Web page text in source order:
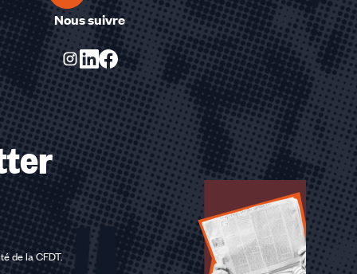
Nous suivre
de la CFDT.